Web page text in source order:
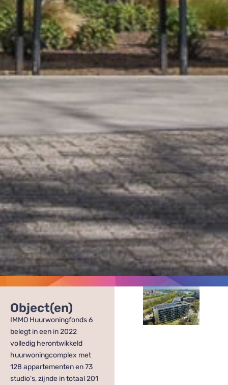
Object(en)
IMMO Huurwoningfonds 6
belegt in een in 2022
volledig herontwikkeld
huurwoningcomplex met
128 appartementen en 73
studio’s, zijnde in totaal 201